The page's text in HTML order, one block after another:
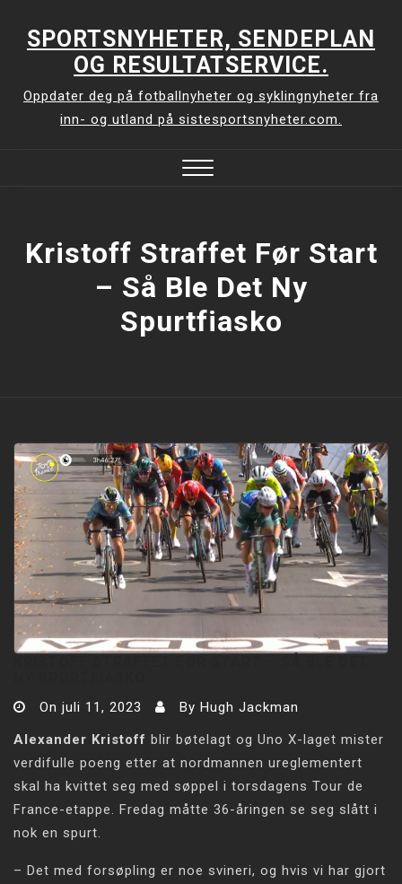
SPORTSNYHETER, SENDEPLAN
OG RESULTATSERVICE.
Oppdater deg på fotballnyheter og syklingnyheter fra
inn- og utland på sistesportsnyheter.com.
Kristoff Straffet Før Start
– Så Ble Det Ny
Spurtfiasko
On juli 11, 2023 By Hugh Jackman
Alexander Kristoff blir bøtelagt og Uno X-laget mister
verdifulle poeng etter at nordmannen ureglementert
skal ha kvittet seg med søppel i torsdagens Tour de
France-etappe. Fredag måtte 36-åringen se seg slått i
nok en spurt.
– Det med forsøpling er noe svineri, og hvis vi har gjort